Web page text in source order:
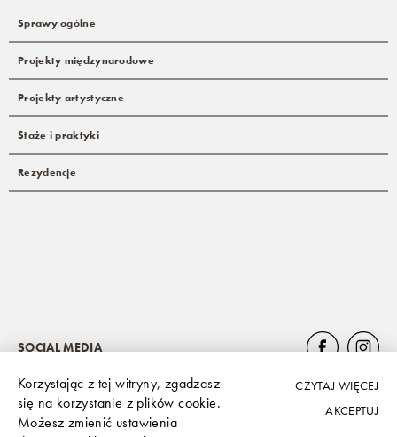
Sprawy ogólne
Projekty międzynarodowe
Projekty artystyczne
Staże i praktyki
Rezydencje
SOCIAL MEDIA
Polityka prywatności
Korzystając z tej witryny, zgadzasz
się na korzystanie z plików cookie.
Możesz zmienić ustawienia
CZYTAJ WIĘCEJ
AKCEPTUJ